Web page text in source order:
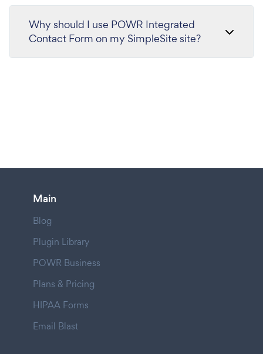
Why should I use POWR Integrated
Contact Form on my SimpleSite site?
Main
Blog
Plugin Library
POWR Business
Plans & Pricing
HIPAA Forms
Email Blast